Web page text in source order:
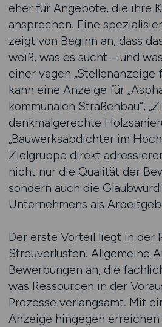
eher für Angebote, die ihre
ansprechen. Eine
zeigt von Beginn an, dass
weiß, was es sucht – und
einer vagen „Stellenanzeige
kann eine Anzeige für
kommunalen Straßenbau“,
denkmalgerechte
„Bauwerksabdichter im
Zielgruppe direkt
nicht nur die Qualität der
sondern auch die
Unternehmens als
Der erste Vorteil liegt in der
Streuverlusten. Allgemeine
Bewerbungen an, die
was Ressourcen in der
Prozesse verlangsamt. Mit
Anzeige hingegen